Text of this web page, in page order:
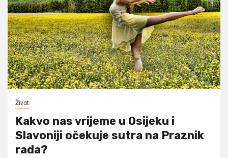
Život
Kakvo nas vrijeme u Osijeku i
Slavoniji očekuje sutra na Praznik
rada?